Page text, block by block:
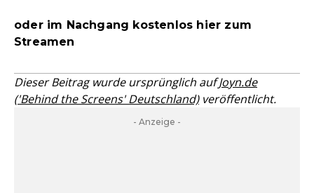
oder im Nachgang kostenlos hier zum
Streamen
Dieser Beitrag wurde ursprünglich aufJoyn.de
('Behind the Screens' Deutschland)veröffentlicht.
- Anzeige -